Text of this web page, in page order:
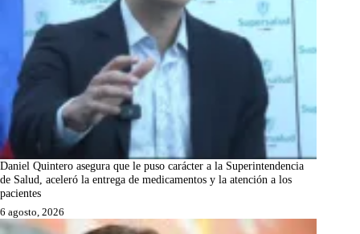
Daniel Quintero asegura que le puso carácter a la Superintendencia
de Salud, aceleró la entrega de medicamentos y la atención a los
pacientes
6 agosto, 2026